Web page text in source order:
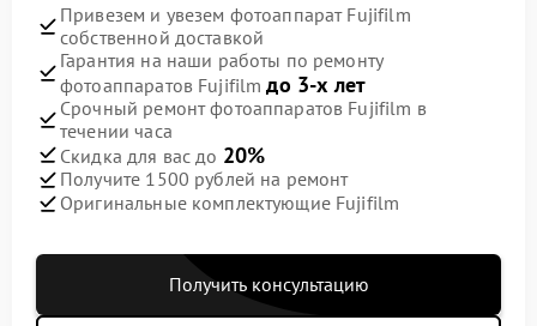
Привезем и увезем фотоаппарат Fujifilm
собственной доставкой
Гарантия на наши работы по ремонту
фотоаппаратов Fujifilmдо 3-х лет
Срочный ремонт фотоаппаратов Fujifilm в
течении часа
Скидка для вас до 20%
Получите 1500 рублей на ремонт
Оригинальные комплектующие Fujifilm
Получить консультацию